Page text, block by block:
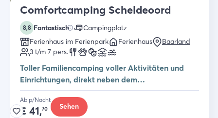
Comfortcamping Scheldeoord
8,8 Fantastisch
Campingplatz
Ferienhaus im Ferienpark
Ferienhaus
Baarland
3 t/m 7 pers.
Toller Familiencamping voller Aktivitäten und
Einrichtungen, direkt neben dem
Scheldesträndchen!
Ab p/Nacht
€ 41,70 Sehen